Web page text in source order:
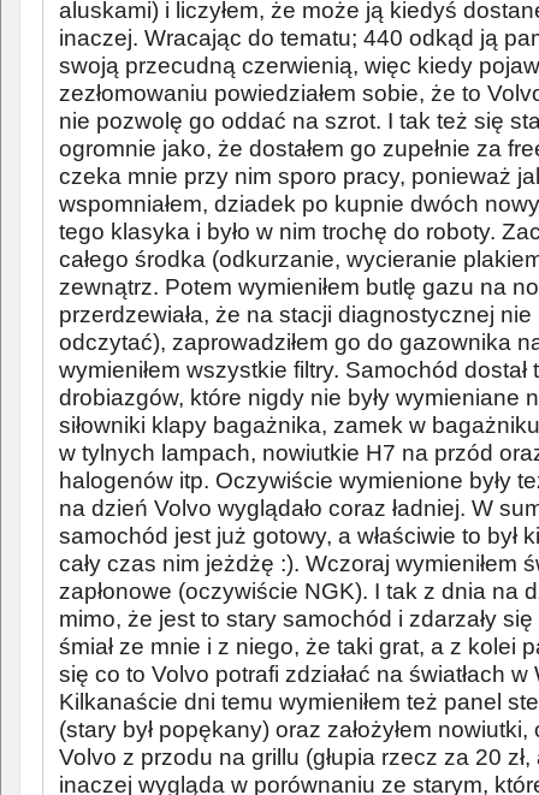
aluskami) i liczyłem, że może ją kiedyś
inaczej. Wracając do tematu; 440 odkąd ją
swoją przecudną czerwienią, więc kiedy
zezłomowaniu powiedziałem sobie, że to
nie pozwolę go oddać na szrot. I tak też się
ogromnie jako, że dostałem go zupełnie za
czeka mnie przy nim sporo pracy, ponieważ
wspomniałem, dziadek po kupnie dwóch
tego klasyka i było w nim trochę do roboty.
całego środka (odkurzanie, wycieranie
zewnątrz. Potem wymieniłem butlę gazu na
przerdzewiała, że na stacji diagnostycznej
odczytać), zaprowadziłem go do gazownika
wymieniłem wszystkie filtry. Samochód
drobiazgów, które nigdy nie były wymieniane
siłowniki klapy bagażnika, zamek w
w tylnych lampach, nowiutkie H7 na przód
halogenów itp. Oczywiście wymienione były
na dzień Volvo wyglądało coraz ładniej. W
samochód jest już gotowy, a właściwie to był
cały czas nim jeżdżę :). Wczoraj wymieniłem
zapłonowe (oczywiście NGK). I tak z dnia na
mimo, że jest to stary samochód i zdarzały
śmiał ze mnie i z niego, że taki grat, a z kolei
się co to Volvo potrafi zdziałać na światłach w
Kilkanaście dni temu wymieniłem też panel
(stary był popękany) oraz założyłem
Volvo z przodu na grillu (głupia rzecz za 20
inaczej wygląda w porównaniu ze starym,